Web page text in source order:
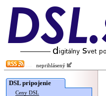
neprihlásený
DSL pripojenie
Ceny DSL